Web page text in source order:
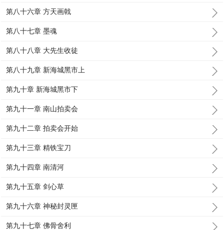
第八十六章 方天画戟
第八十七章 墨魂
第八十八章 大先生收徒
第八十九章 新海城黑市上
第九十章 新海城黑市下
第九十一章 南山拍卖会
第九十二章 拍卖会开始
第九十三章 精铁宝刀
第九十四章 南清河
第九十五章 剑心草
第九十六章 神秘封灵匣
第九十七章 佛骨舍利